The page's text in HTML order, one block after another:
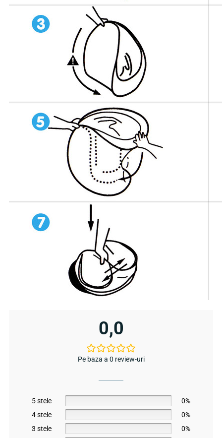
0,0
Pe baza a 0 review-uri
5 stele
0%
4 stele
0%
3 stele
0%